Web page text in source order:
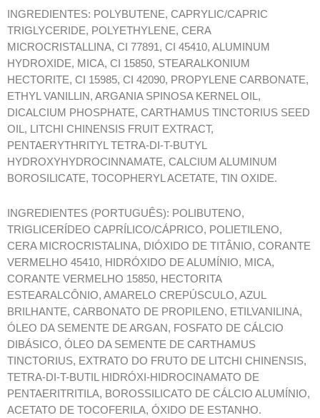
INGREDIENTES: POLYBUTENE, CAPRYLIC/CAPRIC
TRIGLYCERIDE, POLYETHYLENE, CERA
MICROCRISTALLINA, CI 77891, CI 45410, ALUMINUM
HYDROXIDE, MICA, CI 15850, STEARALKONIUM
HECTORITE, CI 15985, CI 42090, PROPYLENE CARBONATE,
ETHYL VANILLIN, ARGANIA SPINOSA KERNEL OIL,
DICALCIUM PHOSPHATE, CARTHAMUS TINCTORIUS SEED
OIL, LITCHI CHINENSIS FRUIT EXTRACT,
PENTAERYTHRITYL TETRA-DI-T-BUTYL
HYDROXYHYDROCINNAMATE, CALCIUM ALUMINUM
BOROSILICATE, TOCOPHERYL ACETATE, TIN OXIDE.
INGREDIENTES (PORTUGUÊS): POLIBUTENO,
TRIGLICERÍDEO CAPRÍLICO/CÁPRICO, POLIETILENO,
CERA MICROCRISTALINA, DIÓXIDO DE TITÂNIO, CORANTE
VERMELHO 45410, HIDRÓXIDO DE ALUMÍNIO, MICA,
CORANTE VERMELHO 15850, HECTORITA
ESTEARALCÔNIO, AMARELO CREPÚSCULO, AZUL
BRILHANTE, CARBONATO DE PROPILENO, ETILVANILINA,
ÓLEO DA SEMENTE DE ARGAN, FOSFATO DE CÁLCIO
DIBÁSICO, ÓLEO DA SEMENTE DE CARTHAMUS
TINCTORIUS, EXTRATO DO FRUTO DE LITCHI CHINENSIS,
TETRA-DI-T-BUTIL HIDRÓXI-HIDROCINAMATO DE
PENTAERITRITILA, BOROSSILICATO DE CÁLCIO ALUMÍNIO,
ACETATO DE TOCOFERILA, ÓXIDO DE ESTANHO.